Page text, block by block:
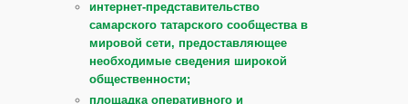
интернет-представительство
самарского татарского сообщества в
мировой сети, предоставляющее
необходимые сведения широкой
общественности;
площадка оперативного и